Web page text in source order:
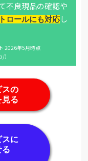
不良現品の確認や
ロールにも対応し
2026年5月時点
スの
る
スに
る